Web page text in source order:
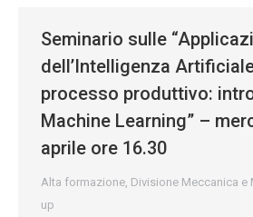
Seminario sulle
dell’Intelligenza
processo produttivo:
Machine Learning” –
aprile ore 16.30
Alta formazione, Divisione Meccanica e
up